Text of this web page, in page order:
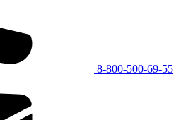
8-800-500-69-55